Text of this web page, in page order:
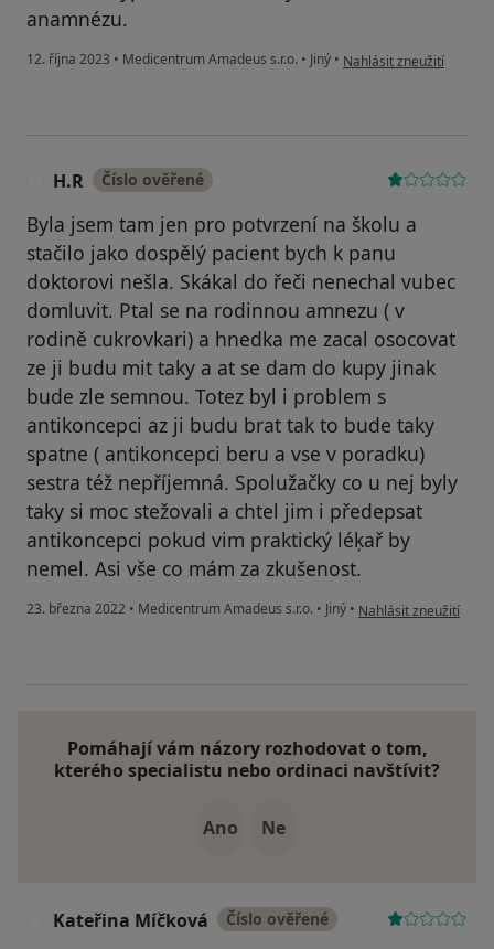
anamnézu.
12. října 2023 • Medicentrum Amadeus s.r.o. • Jiný • podle názoru uživatele
Nahlásit zneužití
H.R Číslo ověřené
Byla jsem tam jen pro potvrzení na školu a
stačilo jako dospělý pacient bych k panu
doktorovi nešla. Skákal do řeči nenechal vubec
domluvit. Ptal se na rodinnou amnezu ( v
rodině cukrovkari) a hnedka me zacal osocovat
ze ji budu mit taky a at se dam do kupy jinak
bude zle semnou. Totez byl i problem s
antikoncepci az ji budu brat tak to bude taky
spatne ( antikoncepci beru a vse v poradku)
sestra též nepříjemná. Spolužačky co u nej byly
taky si moc stežovali a chtel jim i předepsat
antikoncepci pokud vim praktický léķař by
nemel. Asi vše co mám za zkušenost.
23. března 2022 • Medicentrum Amadeus s.r.o. • Jiný • podle názoru
Nahlásit zneužití
Pomáhají vám názory rozhodovat o tom,
kterého specialistu nebo ordinaci navštívit?
Ano Ne
Kateřina Míčková Číslo ověřené